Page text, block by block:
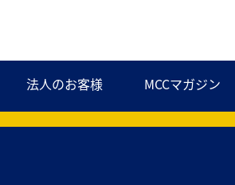
法人のお客様 MCCマガジン